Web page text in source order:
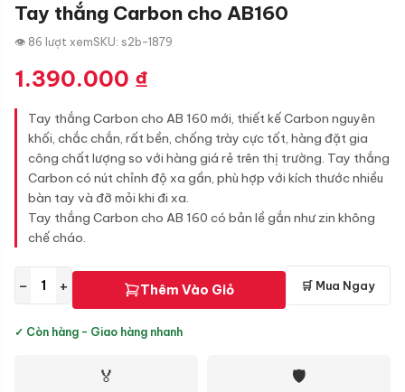
Tay thắng Carbon cho AB160
👁 86 lượt xemSKU: s2b-1879
1.390.000 ₫
Tay thắng Carbon cho AB 160 mới, thiết kế Carbon nguyên
khối, chắc chắn, rất bền, chống trày cực tốt, hàng đặt gia
công chất lượng so với hàng giá rẻ trên thị trường. Tay thắng
Carbon có nút chỉnh độ xa gần, phù hợp với kích thước nhiều
bàn tay và đỡ mỏi khi đi xa.
Tay thắng Carbon cho AB 160 có bản lề gắn như zin không
chế cháo.
− + Thêm Vào Giỏ 🛒 Mua Ngay
✓ Còn hàng - Giao hàng nhanh
🏅 🛡